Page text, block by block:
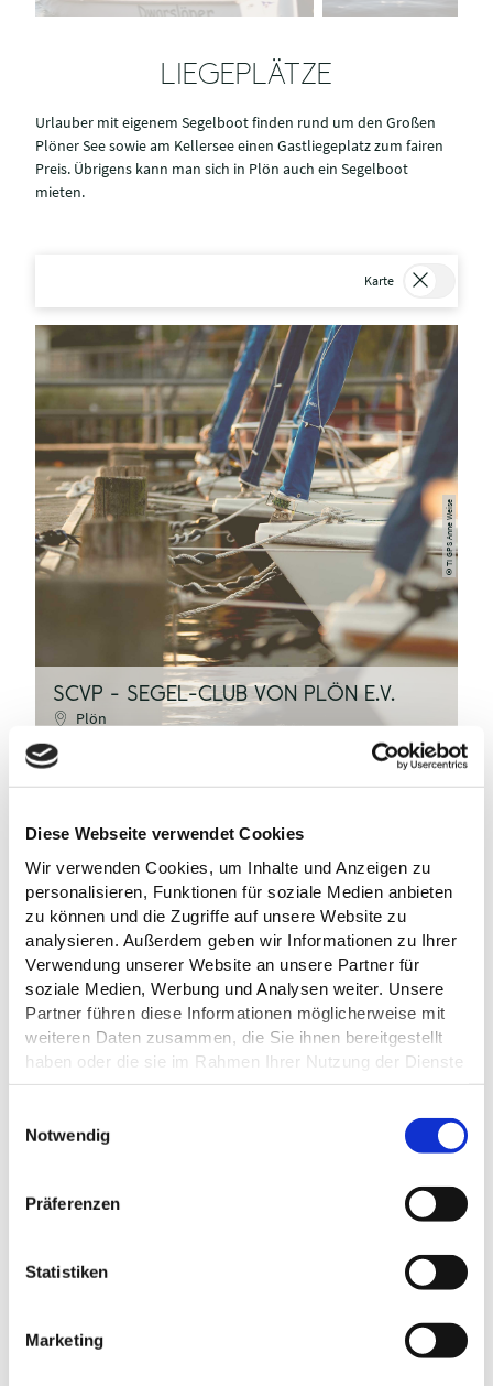
Diese Webseite verwendet Cookies
Wir verwenden Cookies, um Inhalte und Anzeigen zu
personalisieren, Funktionen für soziale Medien anbieten
zu können und die Zugriffe auf unsere Website zu
analysieren. Außerdem geben wir Informationen zu Ihrer
Verwendung unserer Website an unsere Partner für
soziale Medien, Werbung und Analysen weiter. Unsere
Partner führen diese Informationen möglicherweise mit
weiteren Daten zusammen, die Sie ihnen bereitgestellt
haben oder die sie im Rahmen Ihrer Nutzung der Dienste
gesammelt haben.
Datenschutz
Notwendig
Präferenzen
Statistiken
Marketing
LIEGEPLÄTZE
Urlauber mit eigenem Segelboot finden rund um den Großen
Plöner See sowie am Kellersee einen Gastliegeplatz zum fairen
Preis. Übrigens kann man sich in Plön auch ein Segelboot
mieten.
Karte
©
TI GPS Anne Weise
SCVP - SEGEL-CLUB VON PLÖN E.V.
Plön
©
Berns Waelz/Pixabay
SEGEL SPORT CLUB BOSAU
Bosau